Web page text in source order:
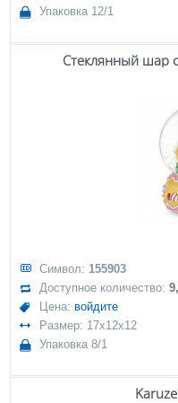
Упаковка 12/1
Стеклянный шар
Символ: 155903
Доступное количество:9,
Цена: войдите
Размер: 17x12x12
Упаковка 8/1